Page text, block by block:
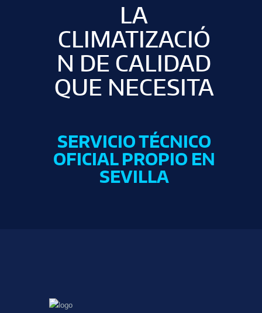
LA
CLIMATIZACIÓ
N DE CALIDAD
QUE NECESITA
SERVICIO TÉCNICO
OFICIAL PROPIO EN
SEVILLA